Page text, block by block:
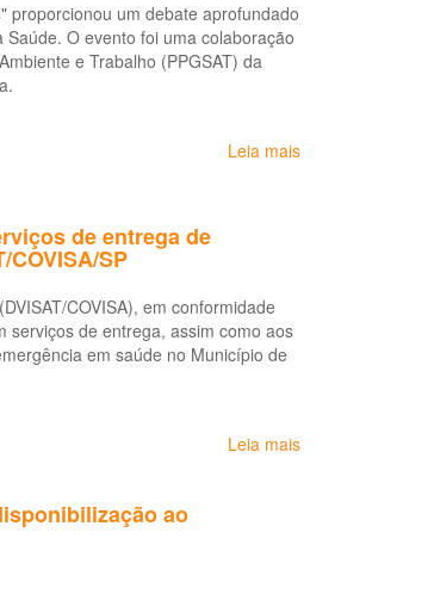
proporcionou um debate aprofundado
O evento foi uma colaboração
e Trabalho (PPGSAT) da
Leia mais
de entrega de
SP
COVISA), em conformidade
serviços de entrega, assim como aos
em saúde no Município de
Leia mais
ao